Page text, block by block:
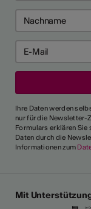
Ihre Daten werden
nur für die Newsletter-
Formulars erklären
Daten durch die
Informationen zum
Mit